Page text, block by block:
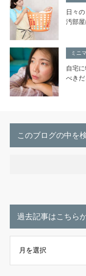
日々
汚部屋
ミニ
自宅
べきだ
このブログの中を
過去記事はこちら